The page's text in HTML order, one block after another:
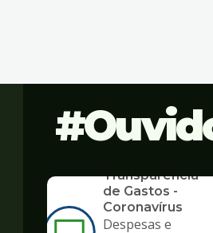
Transparência
de Gastos -
Coronavírus
Despesas e